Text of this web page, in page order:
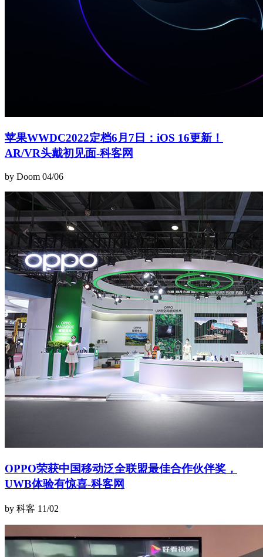
苹果WWDC2022定档6月7日：iOS 16更新！
AR/VR头戴初见面-科客网
by Doom 04/06
OPPO荣获中国移动泛全联盟最佳合作伙伴奖，
UWB体验有惊喜-科客网
by 科客 11/02